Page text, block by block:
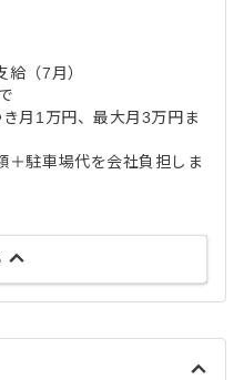
（7月）
月1万円、最大月3万円ま
駐車場代を会社負担しま